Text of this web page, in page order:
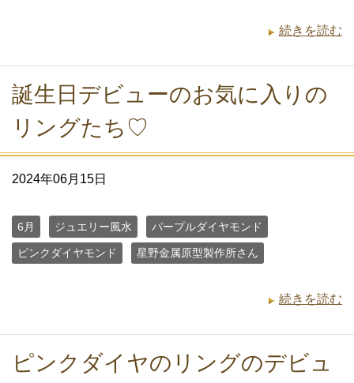
続きを読む
誕生日デビューのお気に入りの
リングたち♡
2024年06月15日
6月 ジュエリー風水 パープルダイヤモンド
ピンクダイヤモンド 星野金属原型製作所さん
続きを読む
ピンクダイヤのリングのデビュ